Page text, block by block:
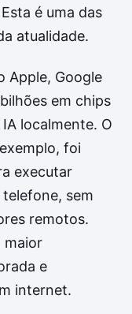
é uma das
atualidade.
Apple, Google
em chips
localmente. O
foi
executar
sem
remotos.
maior
e
internet.